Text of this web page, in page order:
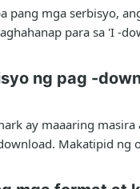
pang mga serbisyo,
para sa 'I -
ng pag -
ay maaaring
Makatipid ng